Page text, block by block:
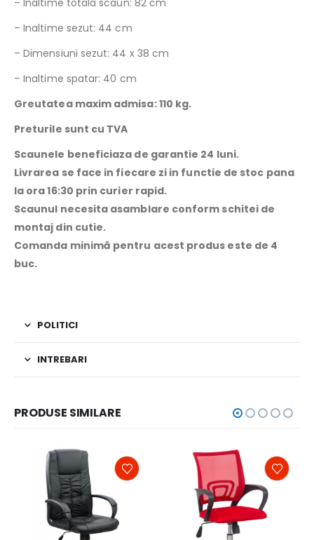
– Inaltime sezut: 44 cm
– Dimensiuni sezut: 44 x 38 cm
– Inaltime spatar: 40 cm
Greutatea maxim admisa: 110 kg.
Preturile sunt cu TVA
Scaunele beneficiaza de garantie 24 luni.
Livrarea se face in fiecare zi in functie de stoc pana
la ora 16:30 prin curier rapid.
Scaunul necesita asamblare conform schitei de
montaj din cutie.
Comanda minimă pentru acest produs este de 4
buc.
POLITICI
INTREBARI
PRODUSE SIMILARE